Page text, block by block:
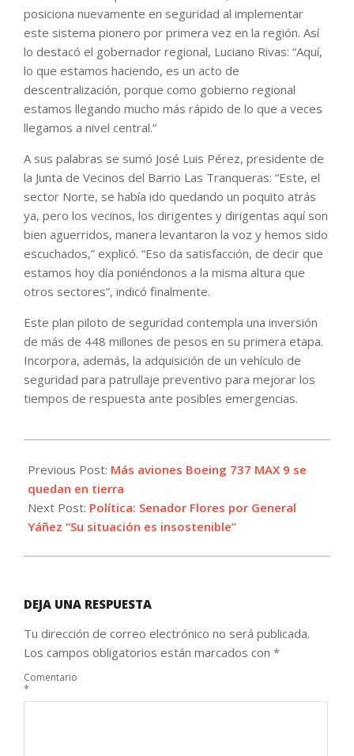
posiciona nuevamente en seguridad al implementar
este sistema pionero por primera vez en la región. Así
lo destacó el gobernador regional, Luciano Rivas: “Aquí,
lo que estamos haciendo, es un acto de
descentralización, porque como gobierno regional
estamos llegando mucho más rápido de lo que a veces
llegamos a nivel central.”
A sus palabras se sumó José Luis Pérez, presidente de
la Junta de Vecinos del Barrio Las Tranqueras: “Este, el
sector Norte, se había ido quedando un poquito atrás
ya, pero los vecinos, los dirigentes y dirigentas aquí son
bien aguerridos, manera levantaron la voz y hemos sido
escuchados,” explicó. “Eso da satisfacción, de decir que
estamos hoy día poniéndonos a la misma altura que
otros sectores”, indicó finalmente.
Este plan piloto de seguridad contempla una inversión
de más de 448 millones de pesos en su primera etapa.
Incorpora, además, la adquisición de un vehículo de
seguridad para patrullaje preventivo para mejorar los
tiempos de respuesta ante posibles emergencias.
01-
07
Previous Post: Más aviones Boeing 737 MAX 9 se
quedan en tierra
Next Post: Política: Senador Flores por General
Yáñez “Su situación es insostenible”
DEJA UNA RESPUESTA
Tu dirección de correo electrónico no será publicada.
Los campos obligatorios están marcados con *
Comentario
*